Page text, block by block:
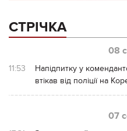
СТРІЧКА
08
11:53
Напідпитку у
втікав від поліції на
07